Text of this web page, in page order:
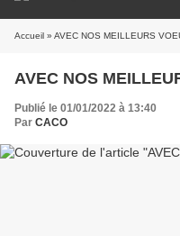
Accueil » AVEC NOS MEILLEURS
AVEC NOS
Publié le 01/01/2022 à 13:40
Par CACO